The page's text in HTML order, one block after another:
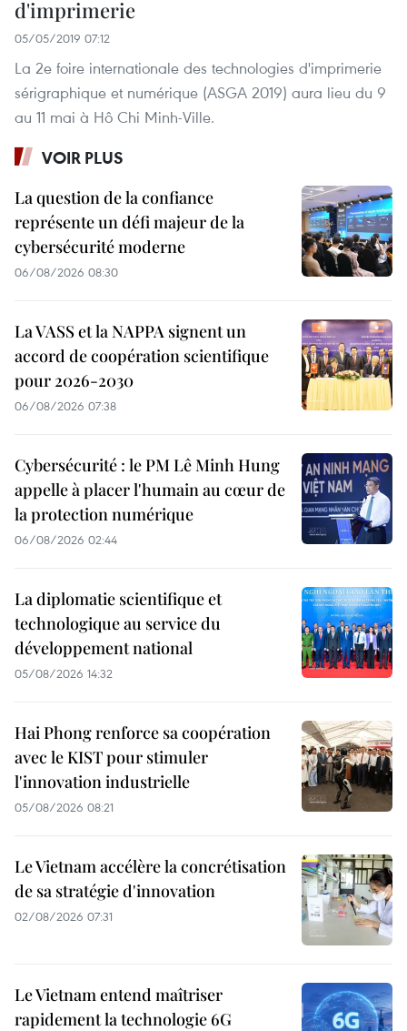
d'imprimerie
05/05/2019 07:12
La 2e foire internationale des technologies d'imprimerie
sérigraphique et numérique (ASGA 2019) aura lieu du 9
au 11 mai à Hô Chi Minh-Ville.
VOIR PLUS
La question de la confiance
représente un défi majeur de la
cybersécurité moderne
06/08/2026 08:30
La VASS et la NAPPA signent un
accord de coopération scientifique
pour 2026-2030
06/08/2026 07:38
Cybersécurité : le PM Lê Minh Hung
appelle à placer l'humain au cœur de
la protection numérique
06/08/2026 02:44
La diplomatie scientifique et
technologique au service du
développement national
05/08/2026 14:32
Hai Phong renforce sa coopération
avec le KIST pour stimuler
l'innovation industrielle
05/08/2026 08:21
Le Vietnam accélère la concrétisation
de sa stratégie d'innovation
02/08/2026 07:31
Le Vietnam entend maîtriser
rapidement la technologie 6G